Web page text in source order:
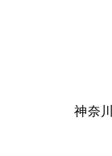
神奈